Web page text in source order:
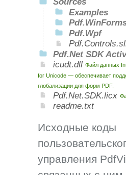
Examples
Pdf.Wpf
Pdf.Net SDK
icudt.dll Файл данных
for Unicode — обеспечивает
глобализации для форм PDF.
Pdf.Net.SDK.licx
readme.txt
Исходные коды
управления